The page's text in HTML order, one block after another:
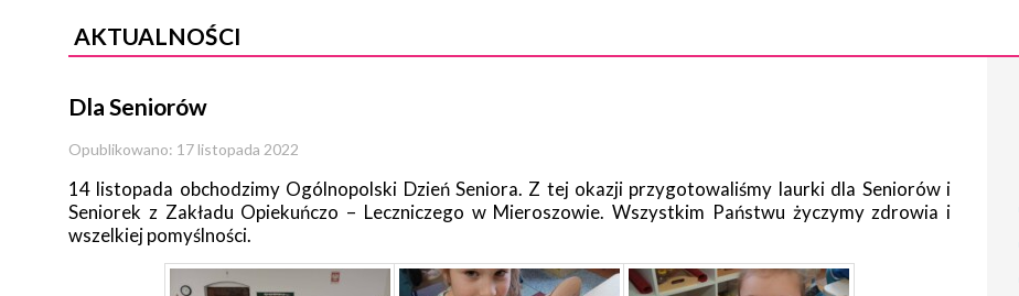
AKTUALNOŚCI
Dla Seniorów
Opublikowano: 17 listopada 2022
14 listopada obchodzimy Ogólnopolski Dzień Seniora. Z tej okazji przygotowaliśmy laurki dla Seniorów i
Seniorek z Zakładu Opiekuńczo – Leczniczego w Mieroszowie. Wszystkim Państwu życzymy zdrowia i
wszelkiej pomyślności.